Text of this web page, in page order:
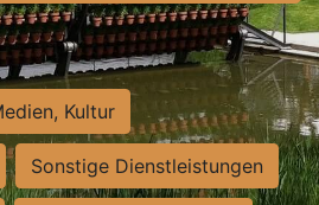
Kultur
Sonstige Dienstleistungen